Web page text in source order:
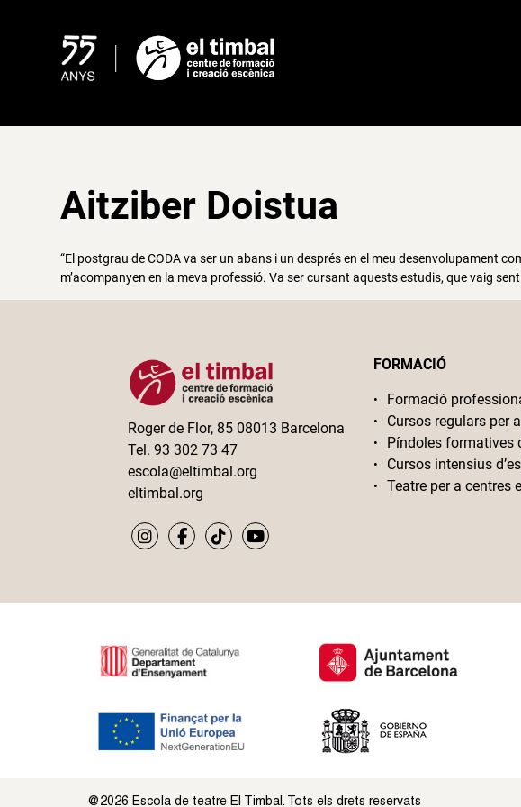
Aitziber Doistua
“El postgrau de CODA va ser un abans i un després en el meu desenvolupament
m’acompanyen en la meva professió. Va ser cursant aquests estudis, que vaig
Roger de Flor, 85 08013 Barcelona
Tel. 93 302 73 47
escola@eltimbal.org
eltimbal.org
FORMACIÓ
Formació
Cursos regulars per
Píndoles formatives
Cursos intensius
Teatre per a centres
@2026 Escola de teatre El Timbal. Tots els drets reservats